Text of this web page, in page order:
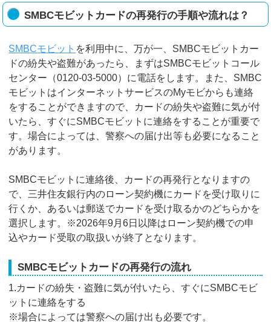
SMBCモビットカードの再発行の手順や流れは？
SMBCモビット を利用中に、万が一、SMBCモビットカー
ドの紛失や盗難があったら、まずはSMBCモビットコール
センター（0120-03-5000）に電話をします。また、SMBC
モビットはインターネットサービスのMyモビからも連絡
をすることができますので、カードの紛失や盗難に気が付
いたら、すぐにSMBCモビットに連絡をすることが重要で
す。場合によっては、警察への届け出等も必要になること
があります。
SMBCモビットに連絡後、カードの再発行となりますの
で、三井住友銀行内のローン契約機にカードを受け取りに
行くか、あるいは郵送でカードを受け取るかのどちらかを
選択します。※2026年9月6日以降はローン契約機での申
込やカード受取の取扱いが終了となります。
SMBCモビットカードの再発行の流れ
1.カードの紛失・盗難に気が付いたら、すぐにSMBCモビ
ットに連絡をする
※場合によっては警察への届け出も必要です。